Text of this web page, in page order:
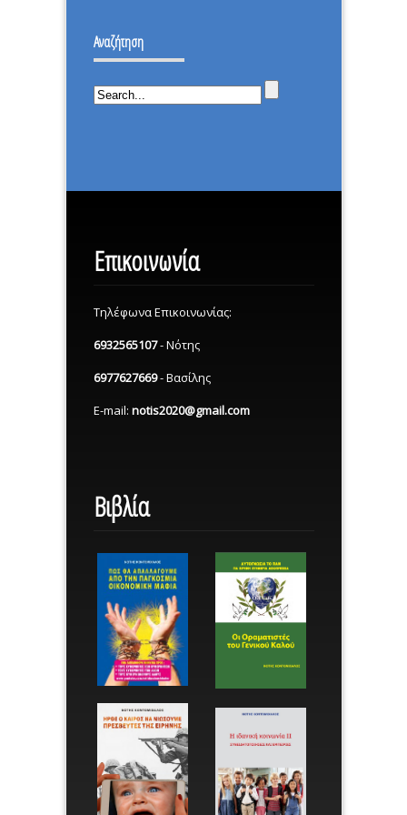
Αναζήτηση
Επικοινωνία
Τηλέφωνα Επικοινωνίας:
6932565107- Νότης
6977627669- Βασίλης
E-mail: notis2020@gmail.com
Βιβλία